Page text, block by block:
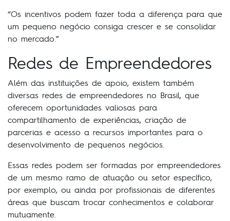
“Os incentivos podem fazer toda a diferença para que
um pequeno negócio consiga crescer e se consolidar
no mercado.”
Redes de Empreendedores
Além das instituições de apoio, existem também
diversas redes de empreendedores no Brasil, que
oferecem oportunidades valiosas para
compartilhamento de experiências, criação de
parcerias e acesso a recursos importantes para o
desenvolvimento de pequenos negócios.
Essas redes podem ser formadas por empreendedores
de um mesmo ramo de atuação ou setor específico,
por exemplo, ou ainda por profissionais de diferentes
áreas que buscam trocar conhecimentos e colaborar
mutuamente.